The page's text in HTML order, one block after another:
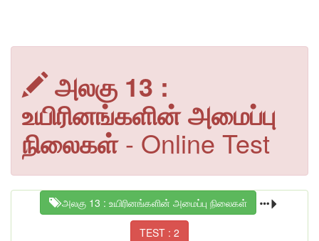
அலகு 13 :
உயிரினங்களின் அமைப்பு
நிலைகள்- Online Test
அலகு 13 : உயிரினங்களின் அமைப்பு நிலைகள்
TEST : 2